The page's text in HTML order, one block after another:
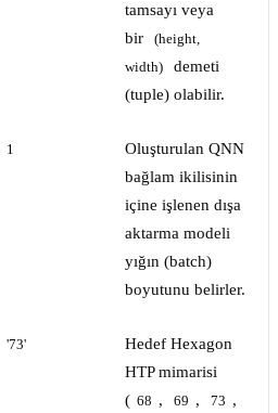
tamsayı veya
bir
(height,
width)
demeti
(tuple) olabilir.
1
Oluşturulan QNN
bağlam ikilisinin
içine işlenen dışa
aktarma modeli
yığın (batch)
boyutunu belirler.
'73'
Hedef Hexagon
HTP mimarisi
( 68 , 69 , 73 ,